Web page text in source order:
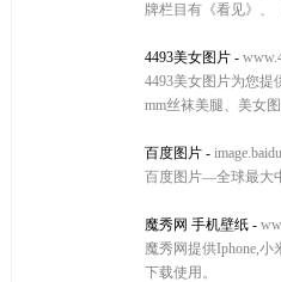
牌栏目有《看见》、
4493美女图片 -
4493美女图片为您
mm丝袜美腿、美女
百度图片 -
百度图片—全球最大
魔秀网 手机壁纸 -
魔秀网提供Iphone,
下载使用。